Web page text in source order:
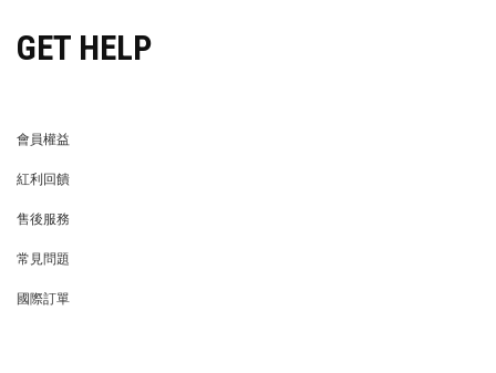
GET HELP
會員權益
紅利回饋
售後服務
常見問題
國際訂單